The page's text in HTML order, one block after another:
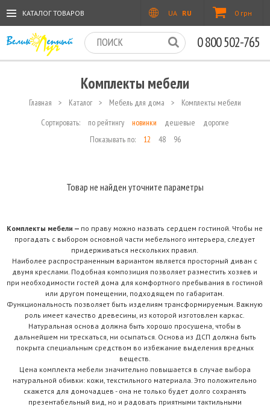
0 грн
UA RU
КАТАЛОГ ТОВАРОВ
0 800 502-765
Комплекты мебели
Главная > Каталог > Мебель для дома >
Комплекты мебели
Сортировать:
по рейтингу новинки дешевые
дорогие
Показывать по:
12 48 96
Товар не найден уточните параметры
Комплекты мебели — по праву можно назвать сердцем гостиной. Чтобы не
прогадать с выбором основной части мебельного интерьера, следует
придерживаться нескольких правил.
Наиболее распространенным вариантом является просторный диван с
двумя креслами. Подобная композиция позволяет разместить хозяев и
при необходимости гостей дома для комфортного пребывания в гостиной
или другом помещении, подходящем по габаритам.
Функциональность позволяет быть изделиям трансформируемым. Важную
роль имеет качество древесины, из которой изготовлен каркас.
Натуральная основа должна быть хорошо просушена, чтобы в
дальнейшем ни трескаться, ни осыпаться. Основа из ДСП должна быть
покрыта специальным средством во избежание выделения вредных
веществ.
Цена комплекта мебели значительно повышается в случае выбора
натуральной обивки: кожи, текстильного материала. Это положительно
скажется для домочадцев - она не только будет долго сохранять
презентабельный вид, но и радовать приятными тактильными